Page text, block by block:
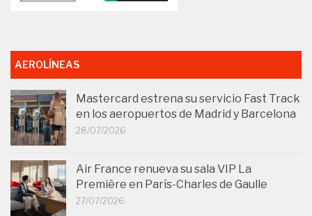
AEROLÍNEAS
Mastercard estrena su servicio Fast Track
en los aeropuertos de Madrid y Barcelona
28/07/2026
Air France renueva su sala VIP La
Première en París-Charles de Gaulle
27/07/2026